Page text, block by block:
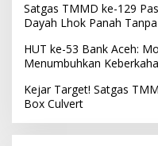
Satgas TMMD ke-129
Dayah Lhok Panah Tanpa
HUT ke-53 Bank Aceh:
Menumbuhkan
Kejar Target! Satgas
Box Culvert